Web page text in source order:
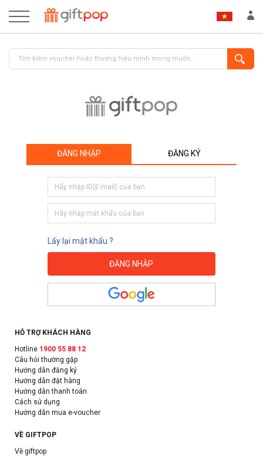
ĐĂNG NHẬP ĐĂNG KÝ
Lấy lại mật khẩu ?
HỖ TRỢ KHÁCH HÀNG
Hotline 1900 55 88 12
Câu hỏi thường gặp
Hướng dẫn đăng ký
Hướng dẫn đặt hàng
Hướng dẫn thanh toán
Cách sử dụng
Hướng dẫn mua e-voucher
VỀ GIFTPOP
Về giftpop